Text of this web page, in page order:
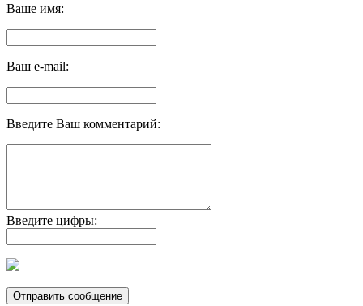
Ваше имя:
Ваш e-mail:
Введите Ваш комментарий:
Введите цифры: